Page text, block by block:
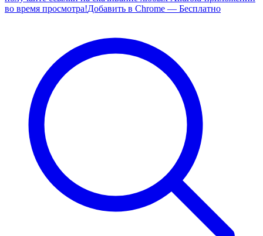
во время просмотра!Добавить в Chrome — Бесплатно